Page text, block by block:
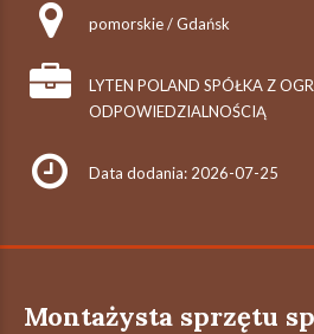
pomorskie / Gdańsk
LYTEN POLAND SPÓŁKA Z
ODPOWIEDZIALNOŚCIĄ
Data dodania: 2026-07-25
Montażysta sprzętu